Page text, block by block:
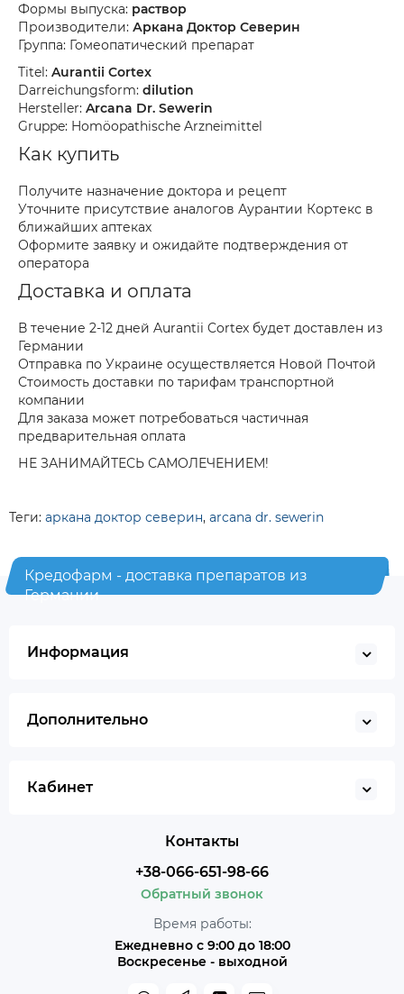
Формы выпуска: раствор
Производители: Аркана Доктор Северин
Группа: Гомеопатический препарат
Titel: Aurantii Cortex
Darreichungsform: dilution
Hersteller: Arcana Dr. Sewerin
Gruppe: Homöopathische Arzneimittel
Как купить
Получите назначение доктора и рецепт
Уточните присутствие аналогов Аурантии Кортекс в
ближайших аптеках
Оформите заявку и ожидайте подтверждения от
оператора
Доставка и оплата
В течение 2-12 дней Aurantii Cortex будет доставлен из
Германии
Отправка по Украине осуществляется Новой Почтой
Стоимость доставки по тарифам транспортной
компании
Для заказа может потребоваться частичная
предварительная оплата
НЕ ЗАНИМАЙТЕСЬ САМОЛЕЧЕНИЕМ!
Теги: аркана доктор северин, arcana dr. sewerin
Кредофарм - доставка препаратов из
Германии
Информация
Дополнительно
Кабинет
Контакты
+38-066-651-98-66
Обратный звонок
Время работы:
Ежедневно с 9:00 до 18:00
Воскресенье - выходной